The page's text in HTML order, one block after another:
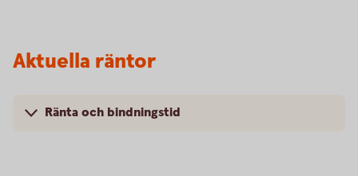
Aktuella räntor
Ränta och bindningstid